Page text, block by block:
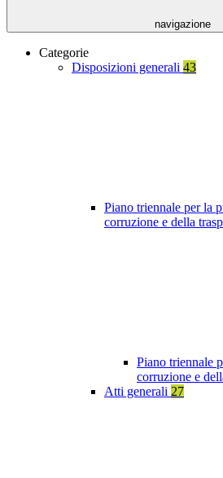
navigazione
Categorie
Disposizioni generali 43
Piano triennale per la
corruzione e della
Piano triennale
corruzione e
Atti generali 27